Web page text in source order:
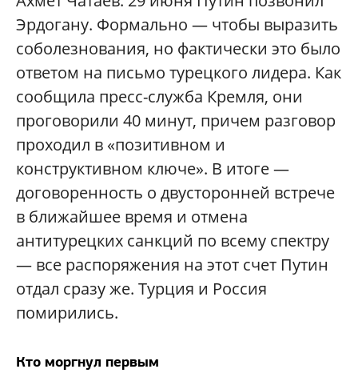
Эрдогану. Формально — чтобы выразить
соболезнования, но фактически это было
ответом на письмо турецкого лидера. Как
сообщила пресс-служба Кремля, они
проговорили 40 минут, причем разговор
проходил в «позитивном и
конструктивном ключе». В итоге —
договоренность о двусторонней встрече
в ближайшее время и отмена
антитурецких санкций по всему спектру
— все распоряжения на этот счет Путин
отдал сразу же. Турция и Россия
помирились.
Кто моргнул первым